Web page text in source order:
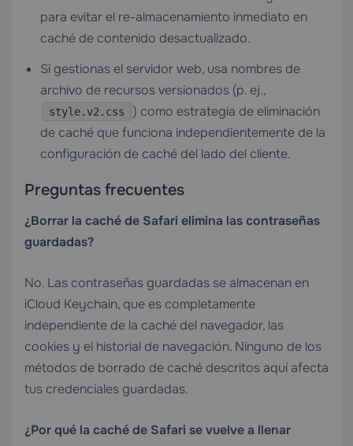
para evitar el re-almacenamiento inmediato en
caché de contenido desactualizado.
Si gestionas el servidor web, usa nombres de
archivo de recursos versionados (p. ej.,
style.v2.css
) como estrategia de eliminación
de caché que funciona independientemente de la
configuración de caché del lado del cliente.
Preguntas frecuentes
¿Borrar la caché de Safari elimina las contraseñas
guardadas?
No. Las contraseñas guardadas se almacenan en
iCloud Keychain, que es completamente
independiente de la caché del navegador, las
cookies y el historial de navegación. Ninguno de los
métodos de borrado de caché descritos aquí afecta
tus credenciales guardadas.
¿Por qué la caché de Safari se vuelve a llenar